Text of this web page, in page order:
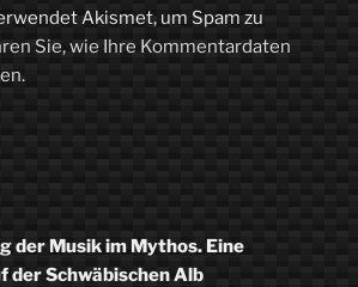
Akismet, um Spam zu
Sie, wie Ihre Kommentardaten
der Musik im Mythos. Eine
der Schwäbischen Alb